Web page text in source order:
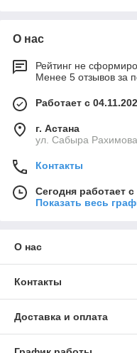
О нас
Рейтинг не
Менее 5 отзывов за
Работает с
г. Астана
ул. Сабыра
Контакты
Сегодня работает
Показать весь
О нас
Контакты
Доставка и оплата